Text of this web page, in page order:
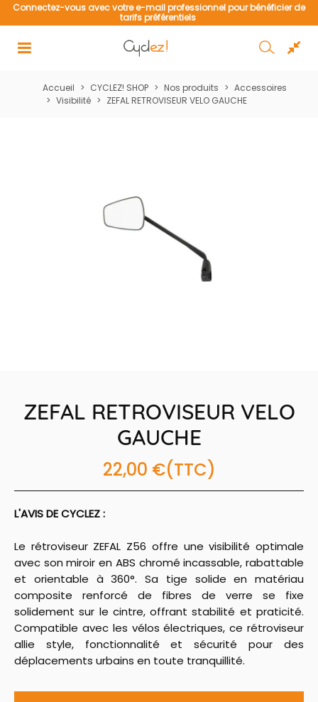
Connectez-vous avec votre e-mail professionnel pour bénéficier de
tarifs préférentiels
Accueil > CYCLEZ! SHOP > Nos produits > Accessoires
> Visibilité > ZEFAL RETROVISEUR VELO GAUCHE
ZEFAL RETROVISEUR VELO
GAUCHE
22,00 €(TTC)
L'AVIS DE CYCLEZ :
Le rétroviseur ZEFAL Z56 offre une visibilité optimale
avec son miroir en ABS chromé incassable, rabattable
et orientable à 360°. Sa tige solide en matériau
composite renforcé de fibres de verre se fixe
solidement sur le cintre, offrant stabilité et praticité.
Compatible avec les vélos électriques, ce rétroviseur
allie style, fonctionnalité et sécurité pour des
déplacements urbains en toute tranquillité.